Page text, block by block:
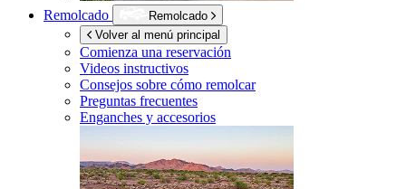
Remolcado
Remolcado
Volver al menú principal
Comienza una reservación
Videos instructivos
Consejos sobre cómo remolcar
Preguntas frecuentes
Enganches y accesorios